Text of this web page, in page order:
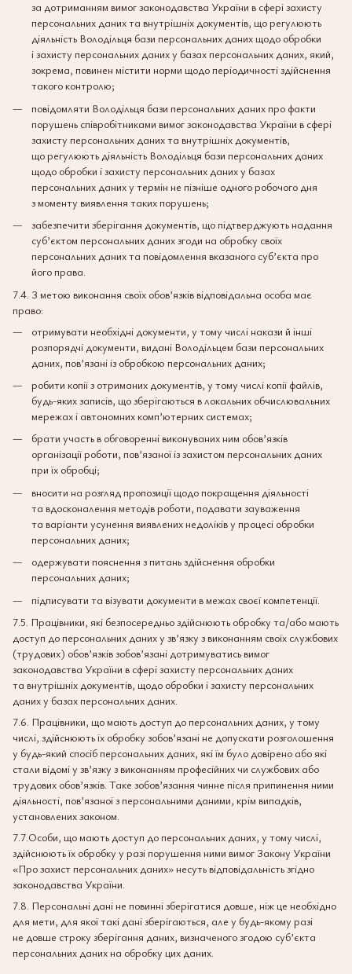
за дотриманням вимог законодавства України в сфері захисту
персональних даних та внутрішніх документів, що регулюють
діяльність Володільця бази персональних даних щодо обробки
і захисту персональних даних у базах персональних даних, який,
зокрема, повинен містити норми щодо періодичності здійснення
такого контролю;
повідомляти Володільця бази персональних даних про факти
порушень співробітниками вимог законодавства України в сфері
захисту персональних даних та внутрішніх документів,
що регулюють діяльність Володільця бази персональних даних
щодо обробки і захисту персональних даних у базах
персональних даних у термін не пізніше одного робочого дня
з моменту виявлення таких порушень;
забезпечити зберігання документів, що підтверджують надання
суб’єктом персональних даних згоди на обробку своїх
персональних даних та повідомлення вказаного суб’єкта про
його права.
7.4. З метою виконання своїх обов’язків відповідальна особа має
право:
отримувати необхідні документи, у тому числі накази й інші
розпорядчі документи, видані Володільцем бази персональних
даних, пов’язані із обробкою персональних даних;
робити копії з отриманих документів, у тому числі копії файлів,
будь-яких записів, що зберігаються в локальних обчислювальних
мережах і автономних комп’ютерних системах;
брати участь в обговоренні виконуваних ним обов’язків
організації роботи, пов’язаної із захистом персональних даних
при їх обробці;
вносити на розгляд пропозиції щодо покращення діяльності
та вдосконалення методів роботи, подавати зауваження
та варіанти усунення виявлених недоліків у процесі обробки
персональних даних;
одержувати пояснення з питань здійснення обробки
персональних даних;
підписувати та візувати документи в межах своєї компетенції.
7.5. Працівники, які безпосередньо здійснюють обробку та/або мають
доступ до персональних даних у зв’язку з виконанням своїх службових
(трудових) обов’язків зобов’язані дотримуватись вимог
законодавства України в сфері захисту персональних даних
та внутрішніх документів, щодо обробки і захисту персональних
даних у базах персональних даних.
7.6. Працівники, що мають доступ до персональних даних, у тому
числі, здійснюють їх обробку зобов’язані не допускати розголошення
у будь-який спосіб персональних даних, які їм було довірено або які
стали відомі у зв’язку з виконанням професійних чи службових або
трудових обов’язків. Таке зобов’язання чинне після припинення ними
діяльності, пов’язаної з персональними даними, крім випадків,
установлених законом.
7.7.Особи, що мають доступ до персональних даних, у тому числі,
здійснюють їх обробку у разі порушення ними вимог Закону України
«Про захист персональних даних» несуть відповідальність згідно
законодавства України.
7.8. Персональні дані не повинні зберігатися довше, ніж це необхідно
для мети, для якої такі дані зберігаються, але у будь-якому разі
не довше строку зберігання даних, визначеного згодою суб’єкта
персональних даних на обробку цих даних.